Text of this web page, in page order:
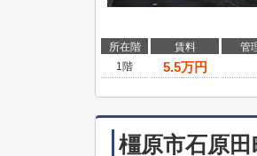
所在階 賃料
管
1階
5.5万円
橿原市石原